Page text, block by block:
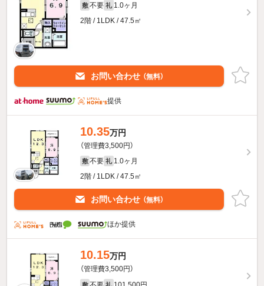
敷 不要 礼 1.0ヶ月
2階 / 1LDK / 47.5㎡
お問い合わせ （無料）
提供
10.35万円
（管理費3,500円）
敷 不要 礼 1.0ヶ月
2階 / 1LDK / 47.5㎡
お問い合わせ （無料）
ほか提供
10.15万円
（管理費3,500円）